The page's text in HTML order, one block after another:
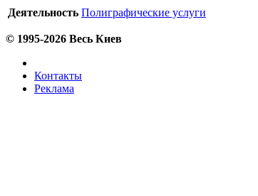
Деятельность Полиграфические услуги
© 1995-2026 Весь Киев
Контакты
Реклама